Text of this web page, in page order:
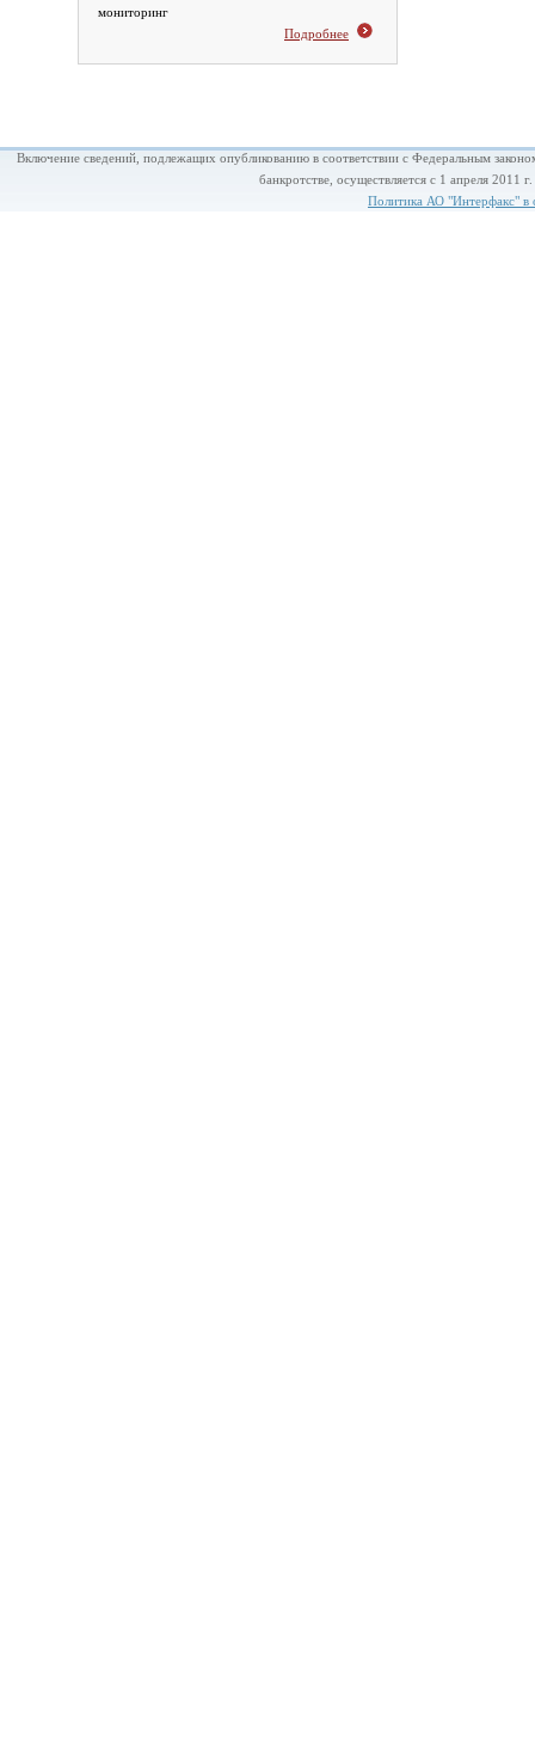
мониторинг
Подробнее
Включение сведений, подлежащих опубликованию в соответствии с Федеральным
банкротстве, осуществляется с 1 апреля
Политика АО "Интерфакс" в